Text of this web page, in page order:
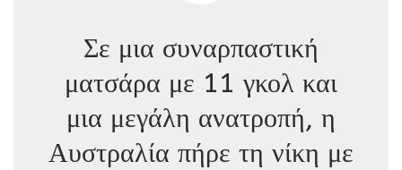
Σε μια συναρπαστική
ματσάρα με 11 γκολ και
μια μεγάλη ανατροπή, η
Αυστραλία πήρε τη νίκη με